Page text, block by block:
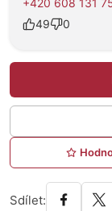
+420 608 131
49
0
Sdílet: